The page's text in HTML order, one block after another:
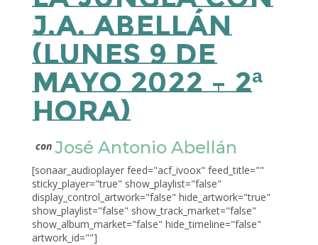
J.A. Abellán
(lunes 9 de
mayo 2022 – 2ª
Hora)
con José Antonio Abellán
[sonaar_audioplayer feed="acf_ivoox" feed_title=""
sticky_player="true" show_playlist="false"
display_control_artwork="false" hide_artwork="true"
show_playlist="false" show_track_market="false"
show_album_market="false" hide_timeline="false"
artwork_id=""]